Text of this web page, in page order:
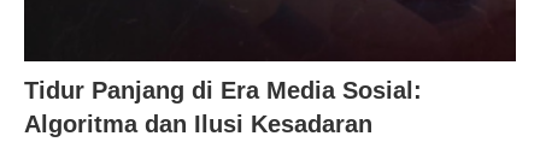
Tidur Panjang di Era Media Sosial:
Algoritma dan Ilusi Kesadaran